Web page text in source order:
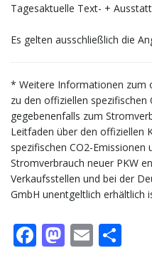
Tagesaktuelle Text- +
Es gelten ausschließlich die
* Weitere Informationen zum
zu den offiziellen spezifischen
gegebenenfalls zum
Leitfaden über den offiziellen
spezifischen CO2-Emissionen
Stromverbrauch neuer PKW
Verkaufsstellen und bei der
GmbH unentgeltlich erhältlich
Facebook
Email